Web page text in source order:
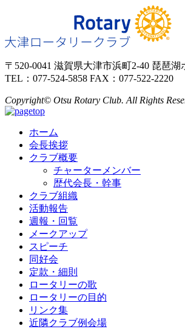
〒520-0041 滋賀県大津市浜町2-40 琵琶湖
TEL：077-524-5858 FAX：077-522-2220
Copyright© Otsu Rotary Club. All Rights
ホーム
会長挨拶
クラブ概要
チャーターメンバー
歴代会長・幹事
クラブ組織
活動報告
週報・回覧
メークアップ
スピーチ
同好会
定款・細則
ロータリーの歌
ロータリーの目的
リンク集
近隣クラブ例会場